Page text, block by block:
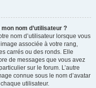
nom d’utilisateur ?
nom d’utilisateur lorsque vous
associée à votre rang,
carrés ou des ronds. Elle
de messages que vous avez
sur le forum. L’autre
connue sous le nom d’avatar
utilisateur.